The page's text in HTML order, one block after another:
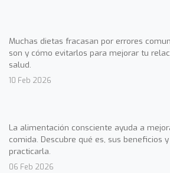
Muchas dietas fracasan por errores
son y cómo evitarlos para mejorar tu
salud.
10 Feb 2026
La alimentación consciente ayuda a
comida. Descubre qué es, sus beneficios
practicarla.
06 Feb 2026